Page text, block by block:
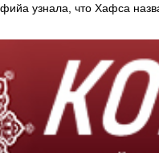
узнала, что Хафса